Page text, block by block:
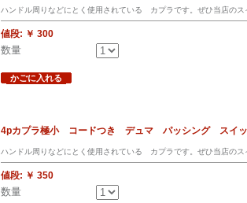
ハンドル周りなどにとく使用されている カプラです。ぜひ当店のス
値段: ￥ 300
数量
かごに入れる
4pカプラ極小 コードつき デュマ パッシング スイッ
ハンドル周りなどにとく使用されている カプラです。ぜひ当店のス
値段: ￥ 350
数量